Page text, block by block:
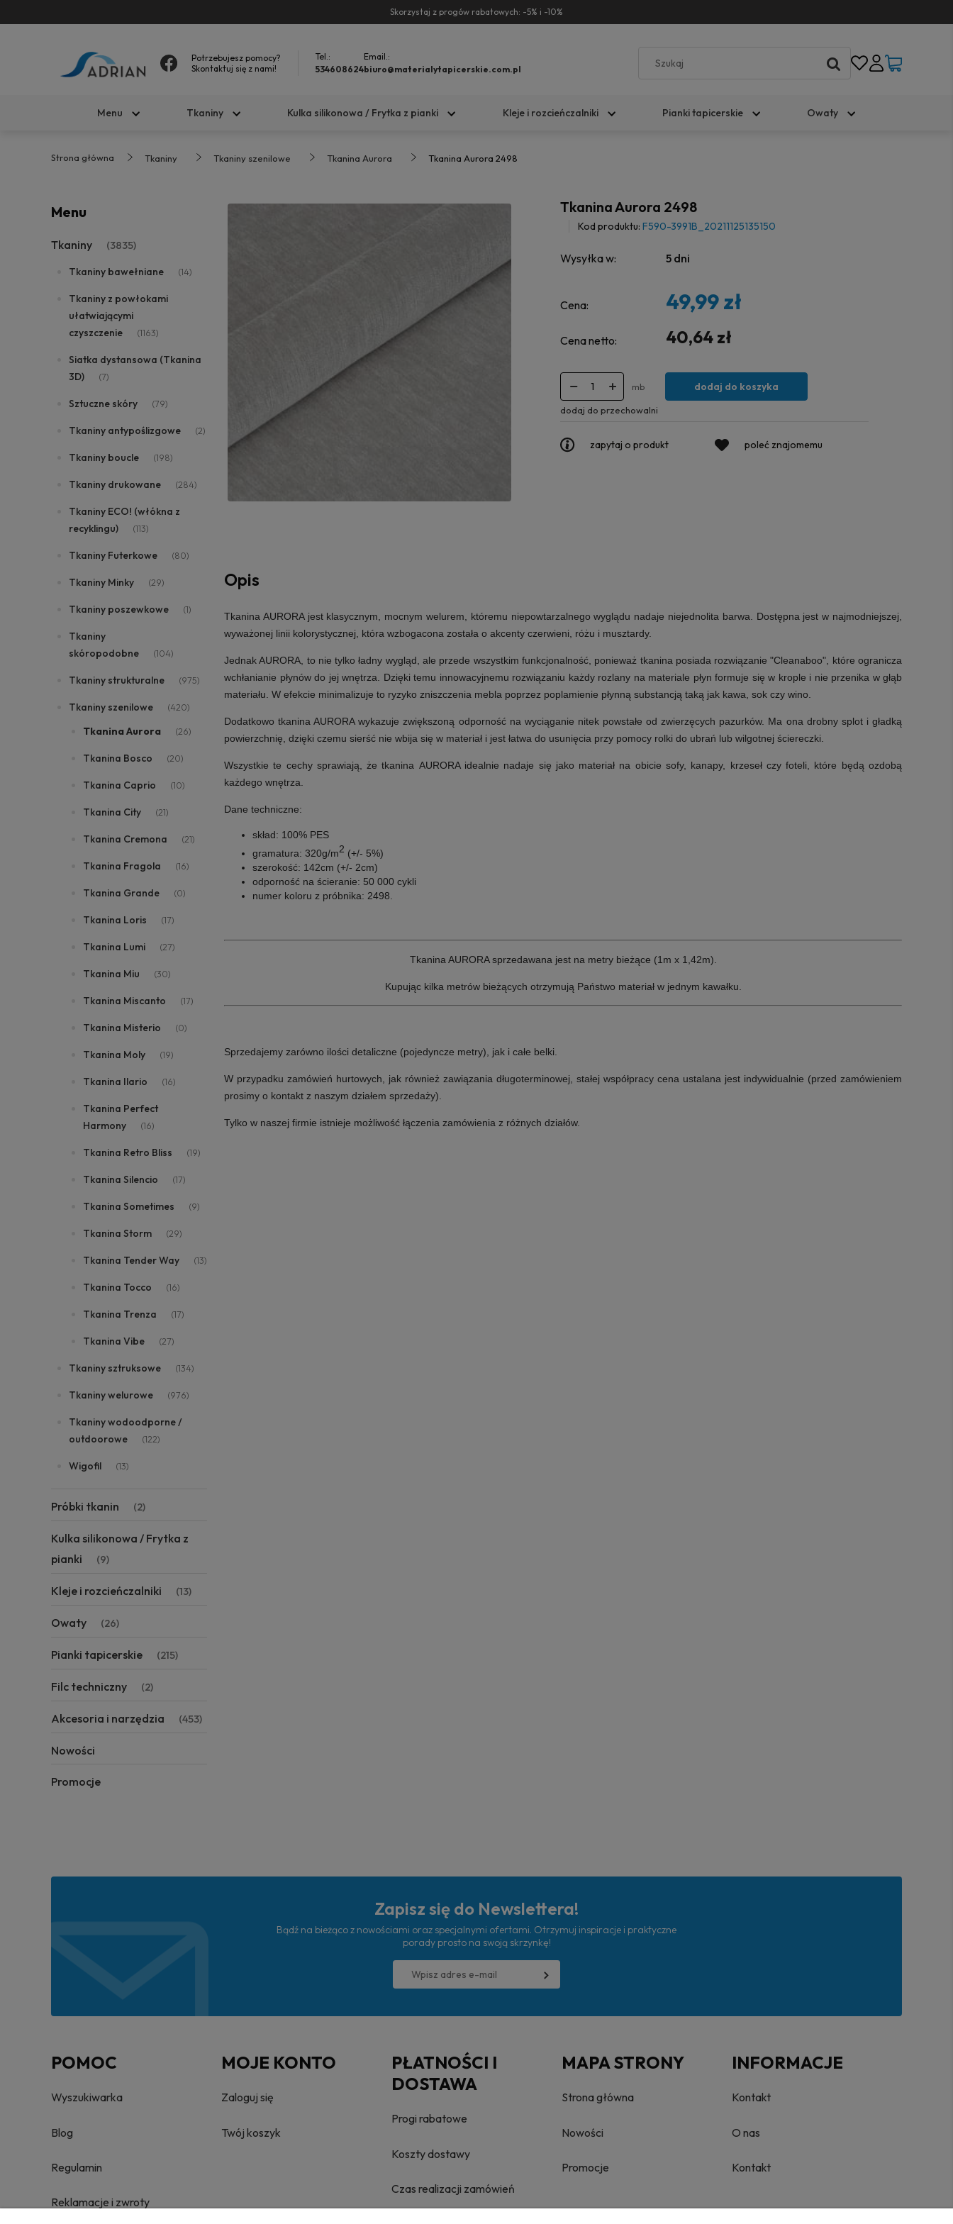
Skorzystaj z progów rabatowych: -5% i -10%
Potrzebujesz pomocy?
Skontaktuj się z nami!
Tel.:
534608624
Email.:
biuro@materialytapicerskie.com.pl
Menu Tkaniny Kulka silikonowa / Frytka z pianki Kleje i rozcieńczalniki Pianki tapicerskie Owaty
Strona główna Tkaniny Tkaniny szenilowe Tkanina Aurora Tkanina Aurora 2498
Menu
Tkaniny (3835)
Tkaniny bawełniane (14)
Tkaniny z powłokami
ułatwiającymi
czyszczenie
(1163)
Siatka dystansowa (Tkanina
3D)
(7)
Sztuczne skóry (79)
Tkaniny antypoślizgowe (2)
Tkaniny boucle (198)
Tkaniny drukowane (284)
Tkaniny ECO! (włókna z
recyklingu)
(113)
Tkaniny Futerkowe (80)
Tkaniny Minky (29)
Tkaniny poszewkowe (1)
Tkaniny
skóropodobne
(104)
Tkaniny strukturalne (975)
Tkaniny szenilowe (420)
Tkanina Aurora (26)
Tkanina Bosco (20)
Tkanina Caprio (10)
Tkanina City (21)
Tkanina Cremona (21)
Tkanina Fragola (16)
Tkanina Grande (0)
Tkanina Loris (17)
Tkanina Lumi (27)
Tkanina Miu (30)
Tkanina Miscanto (17)
Tkanina Misterio (0)
Tkanina Moly (19)
Tkanina Ilario (16)
Tkanina Perfect
Harmony
(16)
Tkanina Retro Bliss (19)
Tkanina Silencio (17)
Tkanina Sometimes (9)
Tkanina Storm (29)
Tkanina Tender Way (13)
Tkanina Tocco (16)
Tkanina Trenza (17)
Tkanina Vibe (27)
Tkaniny sztruksowe (134)
Tkaniny welurowe (976)
Tkaniny wodoodporne /
outdoorowe
(122)
Wigofil (13)
Próbki tkanin (2)
Kulka silikonowa / Frytka z
pianki
(9)
Kleje i rozcieńczalniki (13)
Owaty (26)
Pianki tapicerskie (215)
Filc techniczny (2)
Akcesoria i narzędzia (453)
Nowości
Promocje
Tkanina Aurora 2498
Kod produktu: F590-3991B_20211125135150
Wysyłka w: 5 dni
Cena: 49,99 zł
Cena netto: 40,64 zł
mb dodaj do koszyka
dodaj do przechowalni
zapytaj o produkt poleć znajomemu
Opis
Tkanina AURORA jest klasycznym, mocnym welurem, któremu niepowtarzalnego wyglądu nadaje niejednolita barwa. Dostępna jest w najmodniejszej,
wyważonej linii kolorystycznej, która wzbogacona została o akcenty czerwieni, różu i musztardy.
Jednak AURORA, to nie tylko ładny wygląd, ale przede wszystkim funkcjonalność, ponieważ tkanina posiada rozwiązanie "Cleanaboo", które ogranicza
wchłanianie płynów do jej wnętrza. Dzięki temu innowacyjnemu rozwiązaniu każdy rozlany na materiale płyn formuje się w krople i nie przenika w głąb
materiału. W efekcie minimalizuje to ryzyko zniszczenia mebla poprzez poplamienie płynną substancją taką jak kawa, sok czy wino.
Dodatkowo tkanina AURORA wykazuje zwiększoną odporność na wyciąganie nitek powstałe od zwierzęcych pazurków. Ma ona drobny splot i gładką
powierzchnię, dzięki czemu sierść nie wbija się w materiał i jest łatwa do usunięcia przy pomocy rolki do ubrań lub wilgotnej ściereczki.
Wszystkie te cechy sprawiają, że tkanina AURORA idealnie nadaje się jako materiał na obicie sofy, kanapy, krzeseł czy foteli, które będą ozdobą
każdego wnętrza.
Dane techniczne:
skład: 100% PES
gramatura: 320g/m2 (+/- 5%)
szerokość: 142cm (+/- 2cm)
odporność na ścieranie: 50 000 cykli
numer koloru z próbnika: 2498.
Tkanina AURORA sprzedawana jest na metry bieżące (1m x 1,42m).
Kupując kilka metrów bieżących otrzymują Państwo materiał w jednym kawałku.
Sprzedajemy zarówno ilości detaliczne (pojedyncze metry), jak i całe belki.
W przypadku zamówień hurtowych, jak również zawiązania długoterminowej, stałej współpracy cena ustalana jest indywidualnie (przed zamówieniem
prosimy o kontakt z naszym działem sprzedaży).
Tylko w naszej firmie istnieje możliwość łączenia zamówienia z różnych działów.
Zapisz się do Newslettera!
Bądź na bieżąco z nowościami oraz specjalnymi ofertami. Otrzymuj inspiracje i praktyczne
porady prosto na swoją skrzynkę!
POMOC
Wyszukiwarka
Blog
Regulamin
Reklamacje i zwroty
MOJE KONTO
Zaloguj się
Twój koszyk
PŁATNOŚCI I
DOSTAWA
Progi rabatowe
Koszty dostawy
Czas realizacji zamówień
MAPA STRONY
Strona główna
Nowości
Promocje
INFORMACJE
Kontakt
O nas
Kontakt